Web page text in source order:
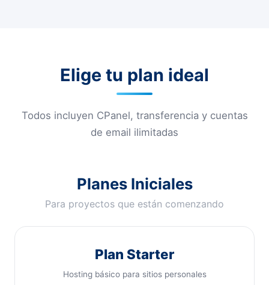
Elige tu plan ideal
Todos incluyen CPanel, transferencia y cuentas
de email ilimitadas
Planes Iniciales
Para proyectos que están comenzando
Plan Starter
Hosting básico para sitios personales